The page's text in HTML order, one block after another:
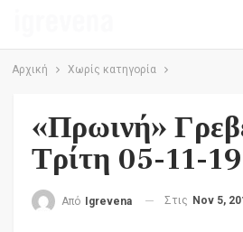
Αρχική Χωρίς κατηγορία
«Πρωινή»
Τρίτη 05-11-19
Από Igrevena Στις Nov 5,